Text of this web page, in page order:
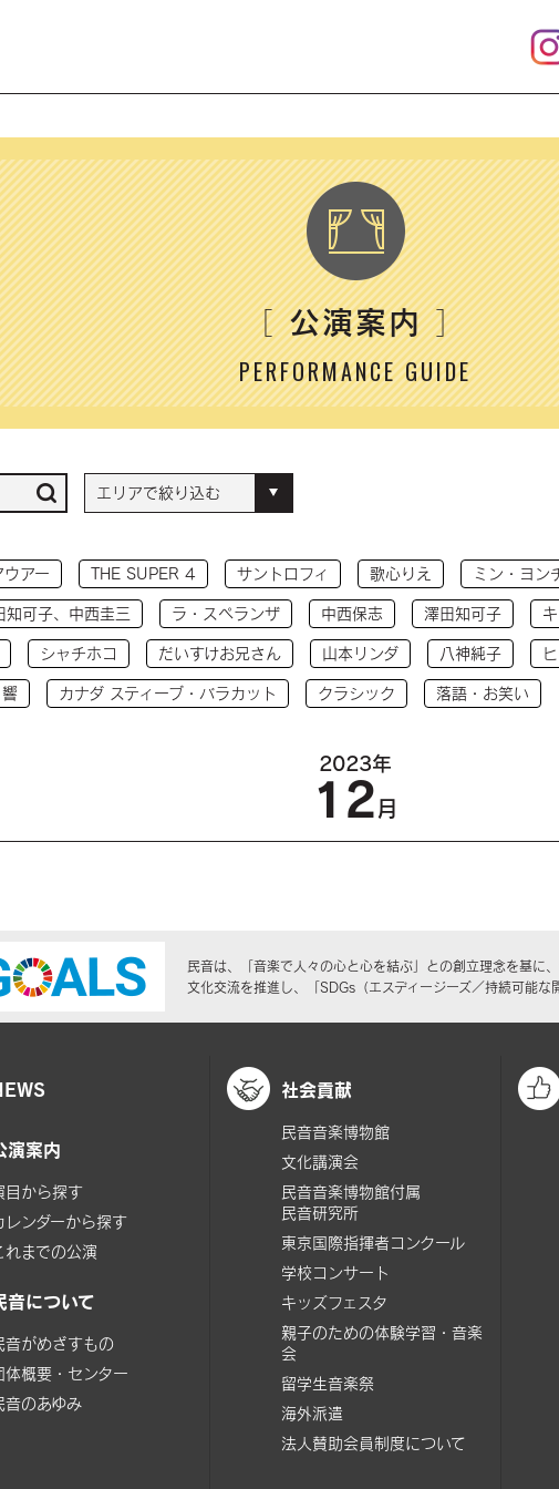
［公演案内］
PERFORMANCE GUIDE
ウアー THE SUPER 4 サントロフィ 歌心りえ ミン・ヨン
知可子、中西圭三 ラ・スペランザ 中西保志 澤田知可子
シャチホコ だいすけお兄さん 山本リンダ 八神純子
カナダ スティーブ・バラカット クラシック 落語・お笑い
2023年
12月
民音は、「音楽で人々の心と心を結ぶ」との創立理念を基に
文化交流を推進し、「SDGs（エスディージーズ／持続可能な
演案内
目から探す
レンダーから探す
れまでの公演
音について
音がめざすもの
体概要・センター
音のあゆみ
社会貢献
民音音楽博物館
文化講演会
民音音楽博物館付属
民音研究所
東京国際指揮者コンクール
学校コンサート
キッズフェスタ
親子のための体験学習・音楽
会
留学生音楽祭
海外派遣
法人賛助会員制度について